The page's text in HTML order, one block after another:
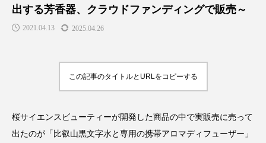
がもたらす可能性とこれから
都市型スパ――身近なウェルネ
2026.08.06
出する芳香器、クラウドファンディングで販売～
2021.04.13 2025.04.26
この記事のタイトルとURLをコピーする
桜サイエンスビューティーが開発した商品の中で実販売に売って
出たのが「比叡山黒文字水と専用の携帯アロマディフューザー」